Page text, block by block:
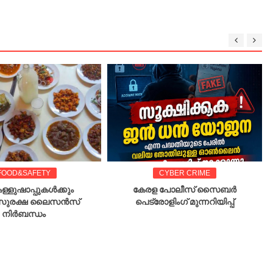
ലൈസൻസ്
നിർബന്ധം
CYBER CRIME
കേരള പോലീസ് സൈബർ
പെട്രോളിംഗ് മുന്നറിയിപ്പ്